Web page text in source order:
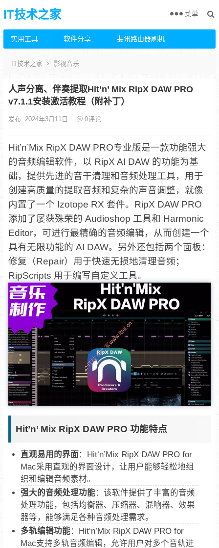
IT技术之家
实用工具 软件分享 斐讯路由器刷机
菜单
IT技术之家 影视音乐
人声分离、伴奏提取Hit’n’ Mix RipX DAW PRO
v7.1.1安装激活教程（附补丁）
发布: 2024年3月11日 0评论
Hit’n’Mix RipX DAW PRO专业版是一款功能强大
的音频编辑软件，以 RipX AI DAW 的功能为基
础，提供先进的音干清理和音频处理工具，用于
创建高质量的提取音频和复杂的声音调整，就像
内置了一个 Izotope RX 套件。RipX DAW PRO
添加了屡获殊荣的 Audioshop 工具和 Harmonic
Editor，可进行最精确的音频编辑，从而创建一个
具有无限功能的 AI DAW。另外还包括两个面板：
修复（Repair）用于快速无损地清理音频；
RipScripts 用于编写自定义工具。
Hit’n’ Mix RipX DAW PRO 功能特点
直观易用的界面：Hit‘n’Mix RipX DAW PRO for
Mac采用直观的界面设计，让用户能够轻松地组
织和编辑音频素材。
强大的音频处理功能：该软件提供了丰富的音频
处理功能，包括均衡器、压缩器、混响器、效果
器等，能够满足各种音频处理需求。
多轨编辑功能：Hit‘n’Mix RipX DAW PRO for
Mac支持多轨音频编辑，允许用户对多个音轨进